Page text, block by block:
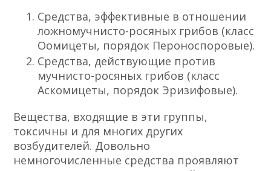
Средства, эффективные в отношении
ложномучнисто-росяных грибов (класс
Оомицеты, порядок Пероноспоровые).
Средства, действующие против
мучнисто-росяных грибов (класс
Аскомицеты, порядок Эризифовые).
Вещества, входящие в эти группы,
токсичны и для многих других
возбудителей. Довольно
немногочисленные средства проявляют